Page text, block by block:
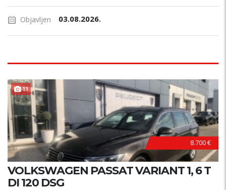
Objavljen 03.08.2026.
11
8.700 €
VOLKSWAGEN PASSAT VARIANT 1, 6 T
DI 120 DSG